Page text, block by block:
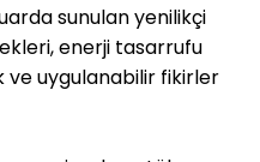
sunulan yenilikçi
enerji tasarrufu
uygulanabilir fikirler